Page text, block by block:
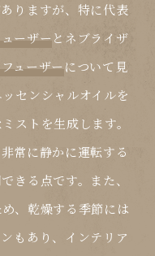
りますが、特に代表
ーザーと ネブライザ
ューザーについて見
センシャルオイルを
ストを生成します。
常に静かに運転する
きる点です。また、
、乾燥する季節には
もあり、インテリア